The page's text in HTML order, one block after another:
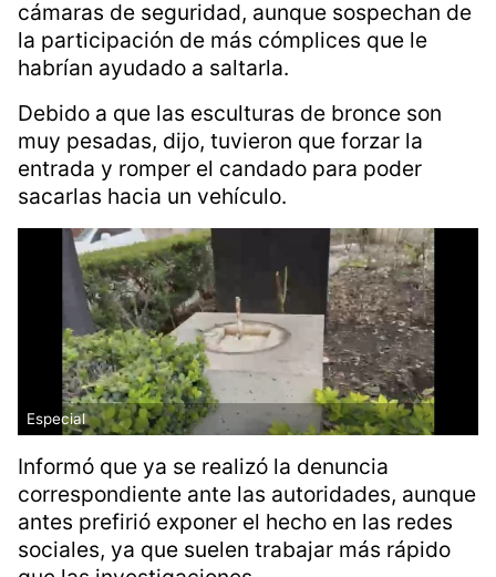
TAMBIÉN LEE: Reparan Obelisco de Veracruz
tras intento de robo de placa de bronce
Este martes, a las 4:15 de la madrugada una
persona saltó la reja como observaron en las
cámaras de seguridad, aunque sospechan de
la participación de más cómplices que le
Debido a que las esculturas de bronce son
muy pesadas, dijo, tuvieron que forzar la
entrada y romper el candado para poder
sacarlas hacia un vehículo.
Especial